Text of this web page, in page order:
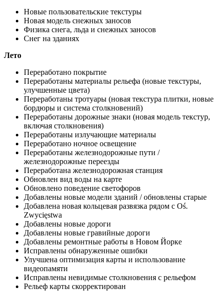
Новые пользовательские текстуры
Новая модель снежных заносов
Физика снега, льда и снежных заносов
Снег на зданиях
Лето
Переработано покрытие
Переработаны материалы рельефа (новые текстуры,
улучшенные цвета)
Переработаны тротуары (новая текстура плитки, новые
бордюры и система столкновений)
Переработаны дорожные знаки (новая модель текстур,
включая столкновения)
Переработаны излучающие материалы
Переработано ночное освещение
Переработаны железнодорожные пути /
железнодорожные переезды
Переработана железнодорожная станция
Обновлен вид воды на карте
Обновлено поведение светофоров
Добавлены новые модели зданий / обновлены старые
Добавлена новая кольцевая развязка рядом с Oś.
Zwycięstwa
Добавлены новые дороги
Добавлены новые гравийные дороги
Добавлены ремонтные работы в Новом Йорке
Исправлены обнаруженные ошибки
Улучшена оптимизация карты и использование
видеопамяти
Исправлены невидимые столкновения с рельефом
Рельеф карты скорректирован